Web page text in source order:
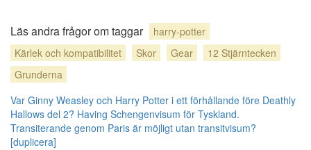
Läs andra frågor om taggar
harry-potter
Kärlek och kompatibilitet
Skor Gear
12 Stjärntecken
Grunderna
Var Ginny Weasley och Harry Potter i ett förhållande före Deathly
Hallows del 2? Having Schengenvisum för Tyskland.
Transiterande genom Paris är möjligt utan transitvisum?
[duplicera]